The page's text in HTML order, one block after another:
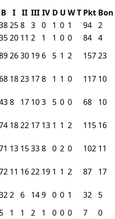
B I II III IV D U WT Pkt Bon
258 3 0 1 0 1 94 2
20 11 2 1 1 0 0 84 4
2630 19 6 5 1 2 15723
68 1823 178 1 1 0 117 10
8 17 103 5 0 0 68 10
1822 17 13 1 1 2 115 16
13 15338 0 2 0 102 11
11 1622 19 1 1 2 87 17
2 6 149 0 0 1 32
5
5 1 1 2 1 0 0 0 7
0